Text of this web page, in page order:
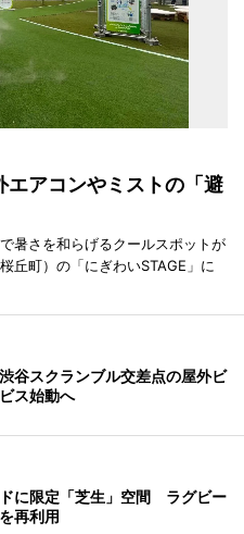
アコンやミストの「避
暑さを和らげるクールスポットが
丘町）の「にぎわいSTAGE」に
谷スクランブル交差点の屋外ビ
ス始動へ
に限定「芝生」空間 ラグビー
再利用